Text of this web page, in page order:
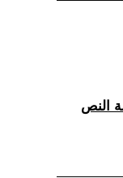
النص